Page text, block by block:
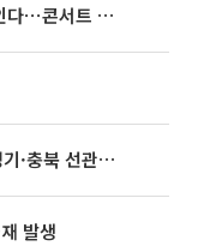
빅뱅, 20주년 기념 '새 뱅봉' 선보인다⋯콘서트 앞두고 팝업 개최
등 추가 압수수색
발생